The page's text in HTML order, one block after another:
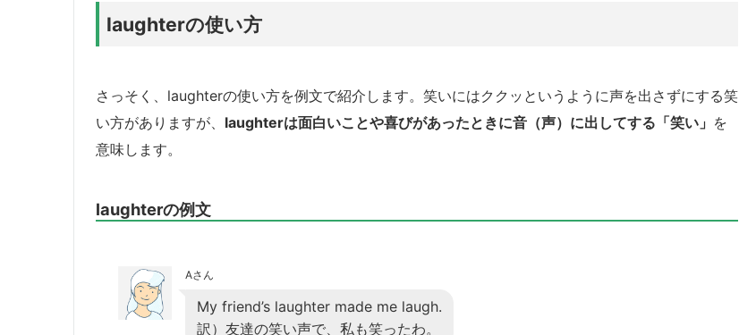
laughterの使い方
さっそく、laughterの使い方を例文で紹介します。笑いにはククッというように声を出さずにする笑
い方がありますが、 laughterは面白いことや喜びがあったときに音（声）に出してする「笑い」 を
意味します。
laughterの例文
Aさん
My friend’s laughter made me laugh.
訳）友達の笑い声で、私も笑ったわ。